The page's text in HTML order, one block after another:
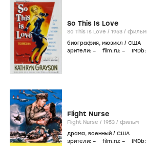
So This Is Love
So This Is Love / 1953 / фильм
биография, мюзикл / США
зрители: – film.ru: – IMDb:
Flight Nurse
Flight Nurse / 1953 / фильм
драма, военный / США
зрители: – film.ru: – IMDb: